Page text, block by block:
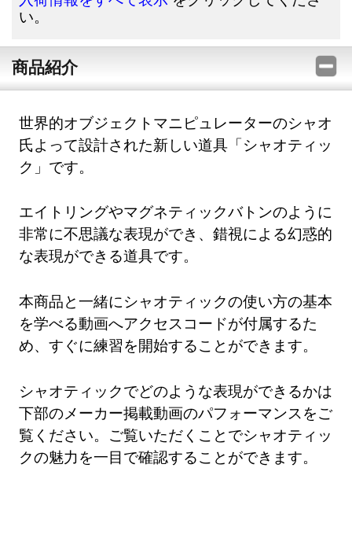
い。
商品紹介
世界的オブジェクトマニピュレーターのシャオ
氏よって設計された新しい道具「シャオティッ
ク」です。
エイトリングやマグネティックバトンのように
非常に不思議な表現ができ、錯視による幻惑的
な表現ができる道具です。
本商品と一緒にシャオティックの使い方の基本
を学べる動画へアクセスコードが付属するた
め、すぐに練習を開始することができます。
シャオティックでどのような表現ができるかは
下部のメーカー掲載動画のパフォーマンスをご
覧ください。ご覧いただくことでシャオティッ
クの魅力を一目で確認することができます。